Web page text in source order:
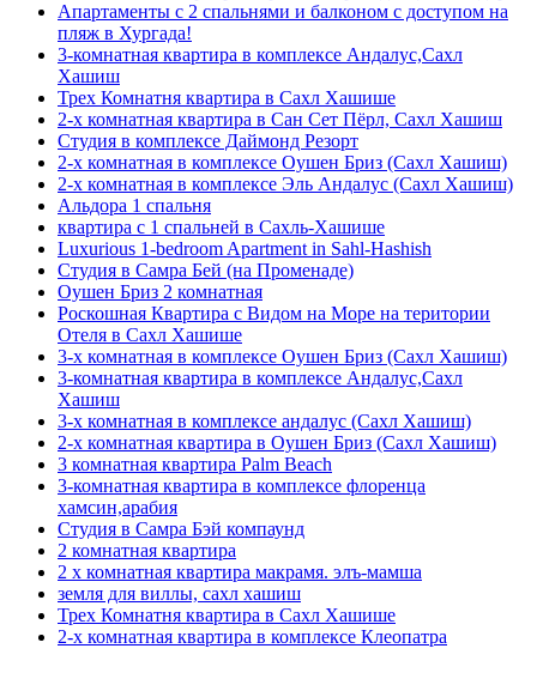
Апартаменты с 2 спальнями и балконом с доступом на
пляж в Хургада!
3-комнатная квартира в комплексе Андалус,Сахл
Хашиш
Трех Комнатня квартира в Сахл Хашише
2-х комнатная квартира в Сан Сет Пёрл, Сахл Хашиш
Студия в комплексе Даймонд Резорт
2-х комнатная в комплексе Оушен Бриз (Сахл Хашиш)
2-х комнатная в комплексе Эль Андалус (Сахл Хашиш)
Альдора 1 спальня
квартира с 1 спальней в Сахль-Хашише
Luxurious 1-bedroom Apartment in Sahl-Hashish
Студия в Самра Бей (на Променаде)
Оушен Бриз 2 комнатная
Роскошная Квартира с Видом на Море на територии
Отеля в Сахл Хашише
3-х комнатная в комплексе Оушен Бриз (Сахл Хашиш)
3-комнатная квартира в комплексе Андалус,Сахл
Хашиш
3-х комнатная в комплексе андалус (Сахл Хашиш)
2-х комнатная квартира в Оушен Бриз (Сахл Хашиш)
3 комнатная квартира Palm Beach
3-комнатная квартира в комплексе флоренца
хамсин,арабия
Студия в Самра Бэй компаунд
2 комнатная квартира
2 х комнатная квартира макрамя. элъ-мамша
земля для виллы, сахл хашиш
Трех Комнатня квартира в Сахл Хашише
2-х комнатная квартира в комплексе Клеопатра